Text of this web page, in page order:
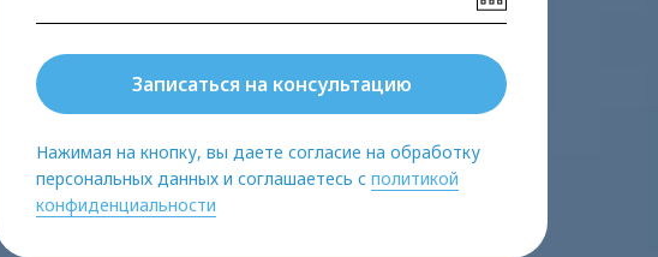
Записаться на консультацию
Нажимая на кнопку, вы даете согласие на обработку
персональных данных и соглашаетесь c политикой
конфиденциальности